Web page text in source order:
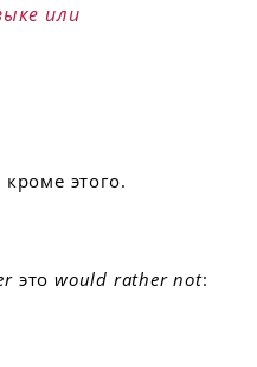
или
этого.
этоwould rather not: